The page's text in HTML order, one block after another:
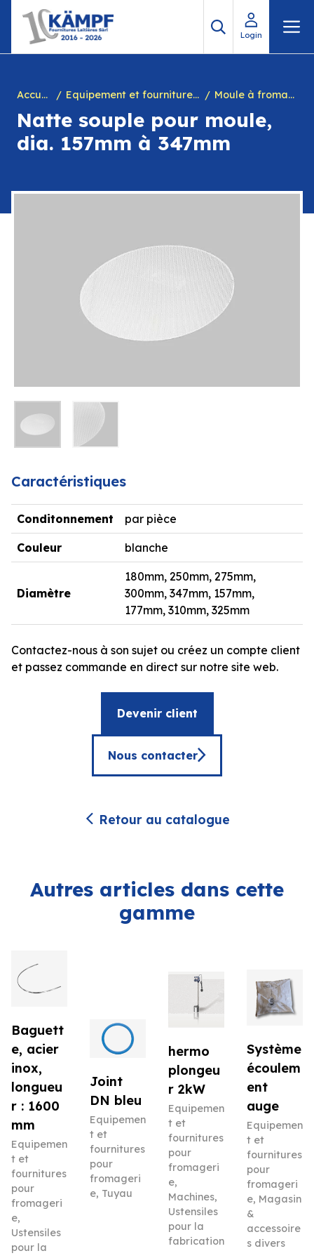
contenu
Login
Accueil Equipement et fournitures pour fromagerie Moule à fromage
Natte souple pour moule,
dia. 157mm à 347mm
Caractéristiques
Conditonnement par pièce
Couleur blanche
Diamètre
180mm, 250mm, 275mm,
300mm, 347mm, 157mm,
177mm, 310mm, 325mm
Contactez-nous à son sujet ou créez un compte client
et passez commande en direct sur notre site web.
Devenir client
Nous contacter
Retour au catalogue
Autres articles dans cette
gamme
Baguett
e, acier
inox,
longueu
r : 1600
mm
Equipemen
t et
fournitures
pour
fromageri
e,
Ustensiles
pour la
Joint
DN bleu
Equipemen
t et
fournitures
pour
fromageri
e, Tuyau
hermo
plongeu
r 2kW
Equipemen
t et
fournitures
pour
fromageri
e,
Machines,
Ustensiles
pour la
fabrication
Système
écoulem
ent
auge
Equipemen
t et
fournitures
pour
fromageri
e, Magasin
&
accessoire
s divers